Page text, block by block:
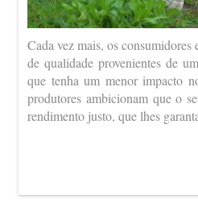
Cada vez mais, os consumidores
de qualidade provenientes de
que tenha um menor impacto
produtores ambicionam que o
rendimento justo, que lhes